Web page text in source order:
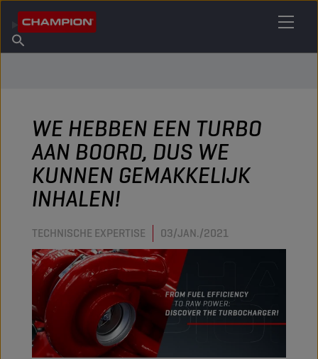
Over Champion
Vind een verkooppunt
WE HEBBEN EEN TURBO
AAN BOORD, DUS WE
KUNNEN GEMAKKELIJK
INHALEN!
TECHNISCHE EXPERTISE 03/JAN./2021